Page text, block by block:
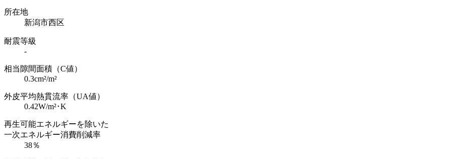
所在地
新潟市西区
耐震等級
-
相当隙間面積（C値）
0.3cm²/m²
外皮平均熱貫流率（UA値）
0.42W/m²･K
再生可能エネルギーを除いた
一次エネルギー消費削減率
38％